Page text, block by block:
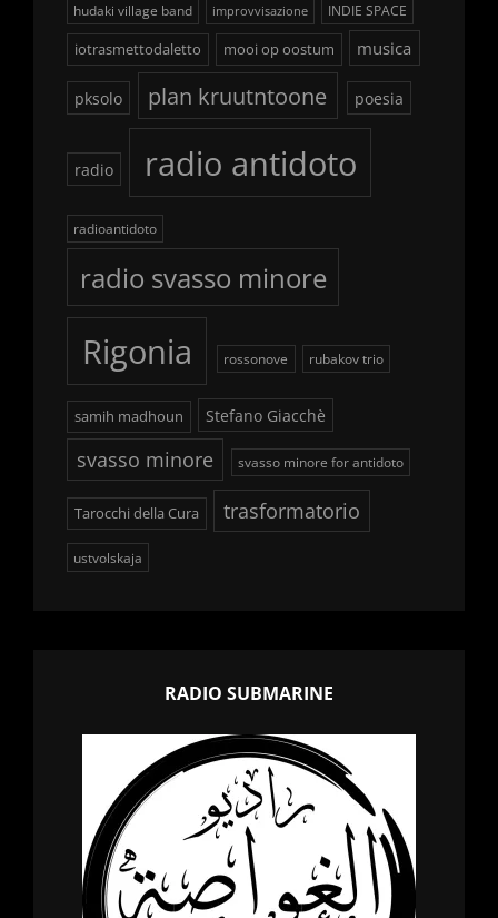
hudaki village band improvvisazione INDIE SPACE
iotrasmettodaletto mooi op oostum musica
pksolo plan kruutntoone poesia
radio radio antidoto
radioantidoto
radio svasso minore
Rigonia rossonove rubakov trio
samih madhoun Stefano Giacchè
svasso minore svasso minore for antidoto
Tarocchi della Cura trasformatorio
ustvolskaja
RADIO SUBMARINE